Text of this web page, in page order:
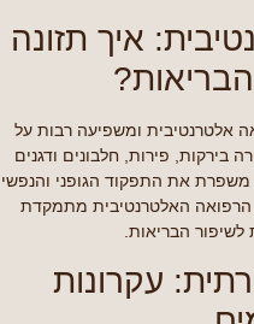
איך תזונה
אלטרנטיבית ומשפיעה רבות על
בירקות, פירות, חלבונים ודגנים
את התפקוד הגופני והנפשי
הרפואה האלטרנטיבית מתמקדת
הבריאות.
עקרונות